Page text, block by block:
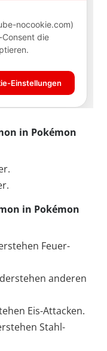
in Pokémon
in Pokémon
Feuer-
anderen
Eis-Attacken.
Stahl-